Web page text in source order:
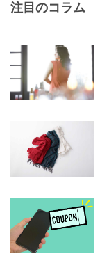
注目のコラム